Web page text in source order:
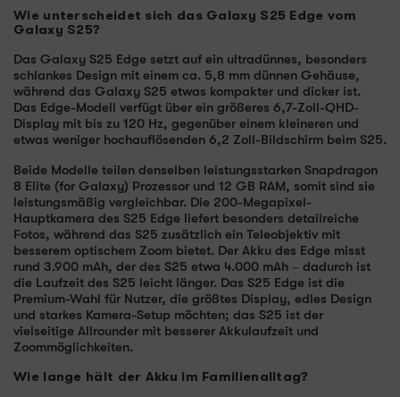
Wie unterscheidet sich das Galaxy S25 Edge vom
Galaxy S25?
Das Galaxy S25 Edge setzt auf ein ultradünnes, besonders
schlankes Design mit einem ca. 5,8 mm dünnen Gehäuse,
während das Galaxy S25 etwas kompakter und dicker ist.
Das Edge-Modell verfügt über ein größeres 6,7-Zoll-QHD-
Display mit bis zu 120 Hz, gegenüber einem kleineren und
etwas weniger hochauflösenden 6,2 Zoll-Bildschirm beim S25.
Beide Modelle teilen denselben leistungsstarken Snapdragon
8 Elite (for Galaxy) Prozessor und 12 GB RAM, somit sind sie
leistungsmäßig vergleichbar. Die 200-Megapixel-
Hauptkamera des S25 Edge liefert besonders detailreiche
Fotos, während das S25 zusätzlich ein Teleobjektiv mit
besserem optischem Zoom bietet. Der Akku des Edge misst
rund 3.900 mAh, der des S25 etwa 4.000 mAh – dadurch ist
die Laufzeit des S25 leicht länger. Das S25 Edge ist die
Premium-Wahl für Nutzer, die größtes Display, edles Design
und starkes Kamera-Setup möchten; das S25 ist der
vielseitige Allrounder mit besserer Akkulaufzeit und
Zoommöglichkeiten.
Wie lange hält der Akku im Familienalltag?